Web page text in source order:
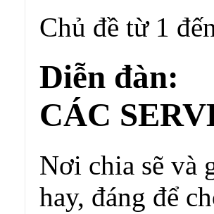
Chủ đề từ 1
Diễn đàn:
CÁC
Nơi chia sẽ và
hay, đáng để